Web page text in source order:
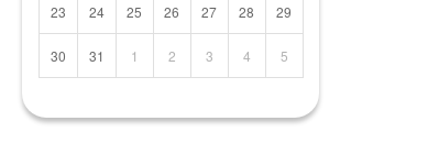
23 24 25 26 27 28 29
30 31 1 2 3 4 5